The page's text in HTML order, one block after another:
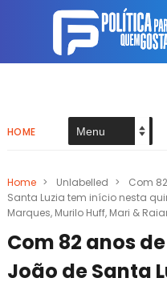
HOME
Home > Unlabelled >
Com
Santa Luzia tem início nesta
Marques, Murilo Huff, Mari &
Com 82 anos
João de Santa